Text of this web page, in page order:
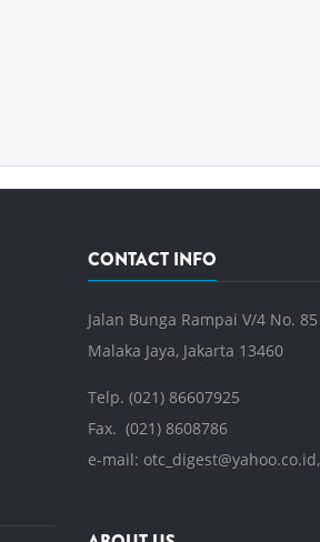
CONTACT INFO
Jalan Bunga Rampai V/4 No. 85
Malaka Jaya, Jakarta 13460
Telp. (021) 86607925
Fax. (021) 8608786
e-mail: otc_digest@yahoo.co.id,